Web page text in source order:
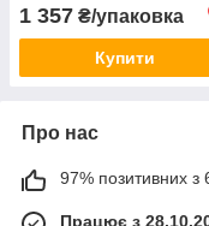
1 357 ₴/упаковка
Купити
Про нас
97% позитивних з
Працює з